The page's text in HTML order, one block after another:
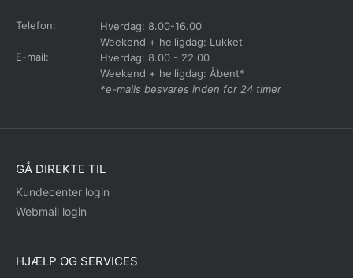
Telefon:
Hverdag: 8.00-16.00
Weekend + helligdag: Lukket
E-mail:
Hverdag: 8.00 - 22.00
Weekend + helligdag: Åbent*
*e-mails besvares inden for 24 timer
GÅ DIREKTE TIL
Kundecenter login
Webmail login
HJÆLP OG SERVICES